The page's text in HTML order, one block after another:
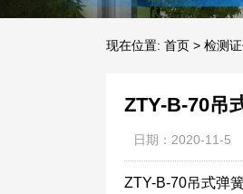
现在位置: 首页 > 检测
ZTY-B-70吊
日期：2020-11-5
ZTY-B-70吊式弹